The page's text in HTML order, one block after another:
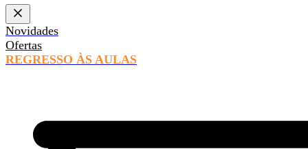
Novidades
Ofertas
REGRESSO ÀS AULAS